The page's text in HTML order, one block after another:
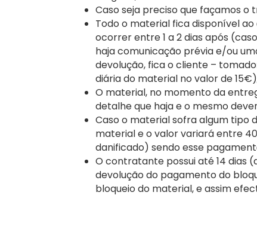
Caso seja preciso que façamos
Todo o material fica disponível
ocorrer entre 1 a 2 dias após
haja comunicação prévia e/ou
devolução, fica o cliente –
diária do material no valor de
O material, no momento da
detalhe que haja e o mesmo
Caso o material sofra algum tipo
material e o valor variará entre
danificado) sendo esse
O contratante possui até 14 dias
devolução do pagamento do
bloqueio do material, e assim